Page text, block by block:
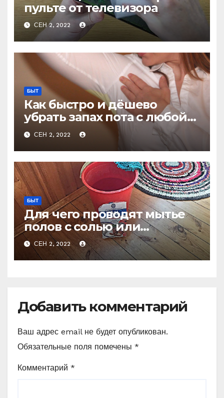
пульте от телевизора
СЕН 2, 2022
БЫТ
Как быстро и дёшево
убрать запах пота с любой
одежды не стирая
СЕН 2, 2022
БЫТ
Для чего проводят мытье
полов с солью или
очевидное — невероятное
СЕН 2, 2022
Добавить комментарий
Ваш адрес email не будет опубликован.
Обязательные поля помечены *
Комментарий *